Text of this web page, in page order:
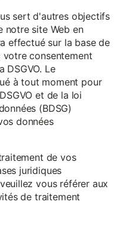
sert d'autres objectifs
notre site Web en
effectué sur la base de
consentement
DSGVO. Le
à tout moment pour
et de la loi
(BDSG)
données
de vos
juridiques
vous référer aux
de traitement